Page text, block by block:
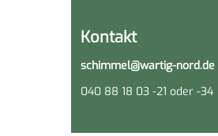
Kontakt
schimmel@wartig-nord.de
040 88 18 03 -21 oder -34